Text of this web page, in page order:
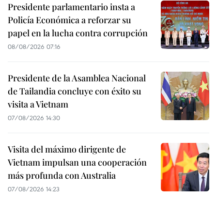
Presidente parlamentario insta a
Policía Económica a reforzar su
papel en la lucha contra corrupción
08/08/2026 07:16
Presidente de la Asamblea Nacional
de Tailandia concluye con éxito su
visita a Vietnam
07/08/2026 14:30
Visita del máximo dirigente de
Vietnam impulsan una cooperación
más profunda con Australia
07/08/2026 14:23